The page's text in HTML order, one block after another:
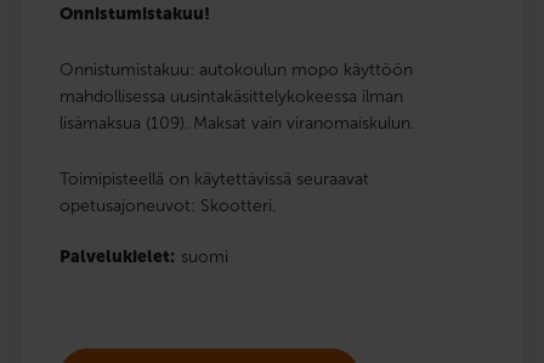
Onnistumistakuu!
Onnistumistakuu: autokoulun mopo käyttöön
mahdollisessa uusintakäsittelykokeessa ilman
lisämaksua (109). Maksat vain viranomaiskulun.
Toimipisteellä on käytettävissä seuraavat
opetusajoneuvot: Skootteri.
Palvelukielet: suomi